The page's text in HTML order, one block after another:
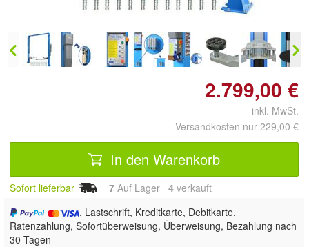
2.799,00 €
inkl. MwSt.
Versandkosten nur 229,00 €
In den Warenkorb
Sofort lieferbar 7 Auf Lager 4 verkauft
, Lastschrift, Kreditkarte, Debitkarte,
Ratenzahlung, Sofortüberweisung, Überweisung, Bezahlung nach
30 Tagen